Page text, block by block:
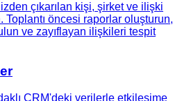
çıkarılan kişi, şirket ve ilişki
Toplantı öncesi raporlar oluşturun,
ve zayıflayan ilişkileri tespit
CRM'deki verilerle etkileşime